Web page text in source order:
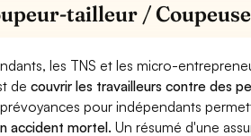
tailleur /
les TNS et les micro-
decouvrir les travailleurs contre des
prévoyances pour indépendants
accident mortel. Un résumé d'une